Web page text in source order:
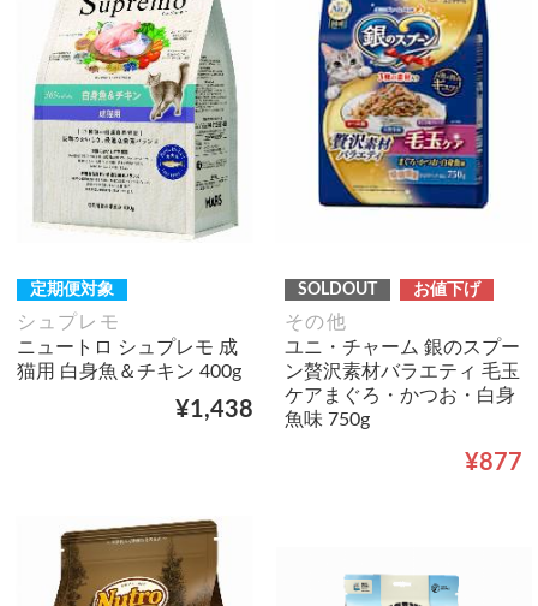
定期便対象
シュプレモ
ニュートロ シュプレモ 成
猫用 白身魚＆チキン 400g
¥1,438
SOLDOUT お値下げ
その他
ユニ・チャーム 銀のスプー
ン贅沢素材バラエティ 毛玉
ケアまぐろ・かつお・白身
魚味 750g
¥877